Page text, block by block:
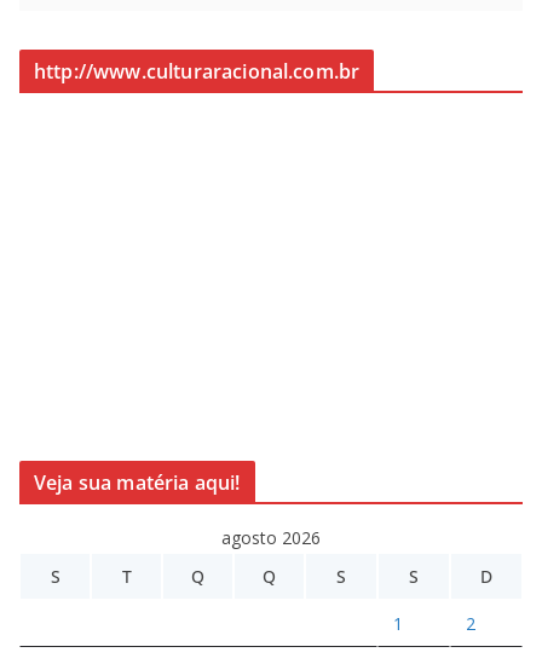
http://www.culturaracional.com.br
Veja sua matéria aqui!
agosto 2026
S
T Q Q S S D
1 2